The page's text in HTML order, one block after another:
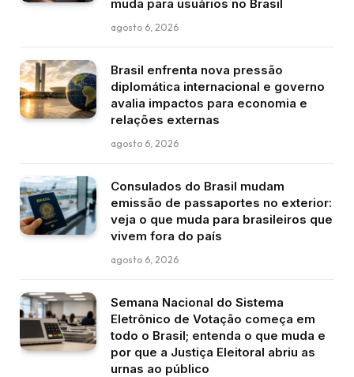
muda para usuários no Brasil
agosto 6, 2026
Brasil enfrenta nova pressão
diplomática internacional e governo
avalia impactos para economia e
relações externas
agosto 6, 2026
Consulados do Brasil mudam
emissão de passaportes no exterior:
veja o que muda para brasileiros que
vivem fora do país
agosto 6, 2026
Semana Nacional do Sistema
Eletrônico de Votação começa em
todo o Brasil; entenda o que muda e
por que a Justiça Eleitoral abriu as
urnas ao público